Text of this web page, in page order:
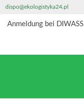
dispo@ekologistyka24.pl
Anmeldung bei DIWASS